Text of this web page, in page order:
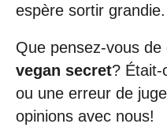
espère sortir grandie.
Que pensez-vous
vegan secret? Était-
ou une erreur de
opinions avec nous!